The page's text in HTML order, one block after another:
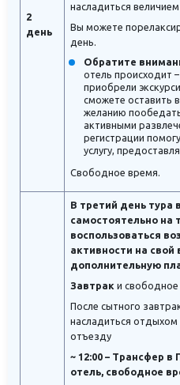
2
день
насладиться
Вы можете
день.
Обратите
отель происходит
приобрели
сможете оставить
желанию
активными
регистрации
услугу,
Свободное время.
В третий день тура
самостоятельно на
воспользоваться
активности на свой
дополнительную
Завтрак и свободное
После сытного
насладиться отдыхом
отъезду
~ 12:00 – Трансфер в
отель, свободное